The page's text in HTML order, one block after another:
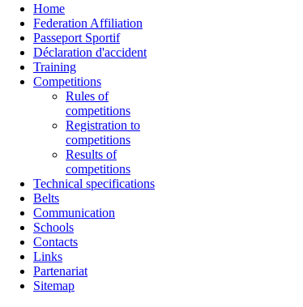
Home
Federation Affiliation
Passeport Sportif
Déclaration d'accident
Training
Competitions
Rules of
competitions
Registration to
competitions
Results of
competitions
Technical specifications
Belts
Communication
Schools
Contacts
Links
Partenariat
Sitemap